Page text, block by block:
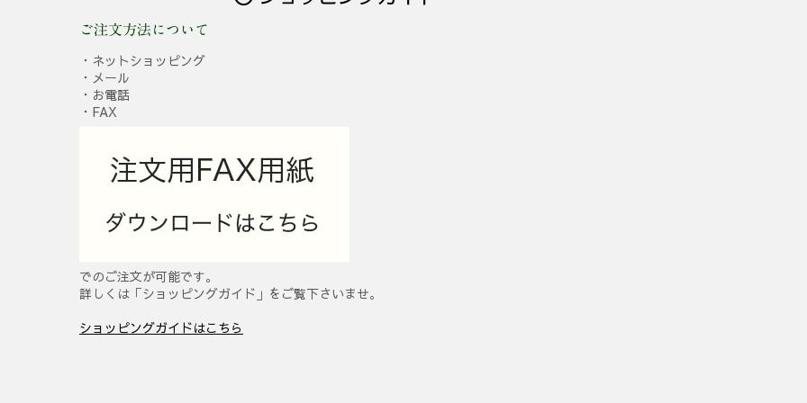
ご注文方法について
・ネットショッピング
・メール
・お電話
・FAX
でのご注文が可能です。
詳しくは「ショッピングガイド」をご覧下さいませ。
ショッピングガイドはこちら